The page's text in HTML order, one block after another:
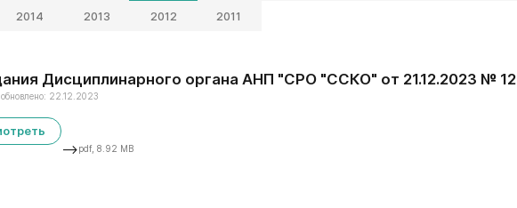
2014 2013 2012 2011
Дисциплинарного органа АНП "СРО "ССКО" от 21.12.2023 № 12
22.12.2023
-->pdf, 8.92 MB